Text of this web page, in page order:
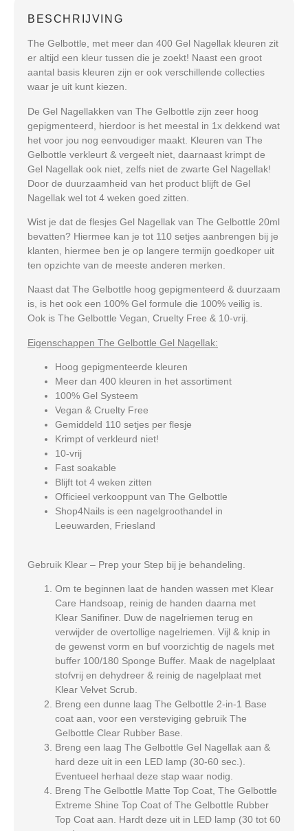
BESCHRIJVING
The Gelbottle, met meer dan 400 Gel Nagellak kleuren zit
er altijd een kleur tussen die je zoekt! Naast een groot
aantal basis kleuren zijn er ook verschillende collecties
waar je uit kunt kiezen.
De Gel Nagellakken van The Gelbottle zijn zeer hoog
gepigmenteerd, hierdoor is het meestal in 1x dekkend wat
het voor jou nog eenvoudiger maakt. Kleuren van The
Gelbottle verkleurt & vergeelt niet, daarnaast krimpt de
Gel Nagellak ook niet, zelfs niet de zwarte Gel Nagellak!
Door de duurzaamheid van het product blijft de Gel
Nagellak wel tot 4 weken goed zitten.
Wist je dat de flesjes Gel Nagellak van The Gelbottle 20ml
bevatten? Hiermee kan je tot 110 setjes aanbrengen bij je
klanten, hiermee ben je op langere termijn goedkoper uit
ten opzichte van de meeste anderen merken.
Naast dat The Gelbottle hoog gepigmenteerd & duurzaam
is, is het ook een 100% Gel formule die 100% veilig is.
Ook is The Gelbottle Vegan, Cruelty Free & 10-vrij.
Eigenschappen The Gelbottle Gel Nagellak:
Hoog gepigmenteerde kleuren
Meer dan 400 kleuren in het assortiment
100% Gel Systeem
Vegan & Cruelty Free
Gemiddeld 110 setjes per flesje
Krimpt of verkleurd niet!
10-vrij
Fast soakable
Blijft tot 4 weken zitten
Officieel verkooppunt van The Gelbottle
Shop4Nails is een nagelgroothandel in
Leeuwarden, Friesland
Gebruik Klear – Prep your Step bij je behandeling.
Om te beginnen laat de handen wassen met Klear
Care Handsoap, reinig de handen daarna met
Klear Sanifiner. Duw de nagelriemen terug en
verwijder de overtollige nagelriemen. Vijl & knip in
de gewenst vorm en buf voorzichtig de nagels met
buffer 100/180 Sponge Buffer. Maak de nagelplaat
stofvrij en dehydreer & reinig de nagelplaat met
Klear Velvet Scrub.
Breng een dunne laag The Gelbottle 2-in-1 Base
coat aan, voor een versteviging gebruik The
Gelbottle Clear Rubber Base.
Breng een laag The Gelbottle Gel Nagellak aan &
hard deze uit in een LED lamp (30-60 sec.).
Eventueel herhaal deze stap waar nodig.
Breng The Gelbottle Matte Top Coat, The Gelbottle
Extreme Shine Top Coat of The Gelbottle Rubber
Top Coat aan. Hardt deze uit in LED lamp (30 tot 60